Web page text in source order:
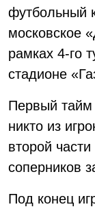
футбольный
московское
рамках 4-го
стадионе
Первый тайм
никто из
второй
соперников
Под конец